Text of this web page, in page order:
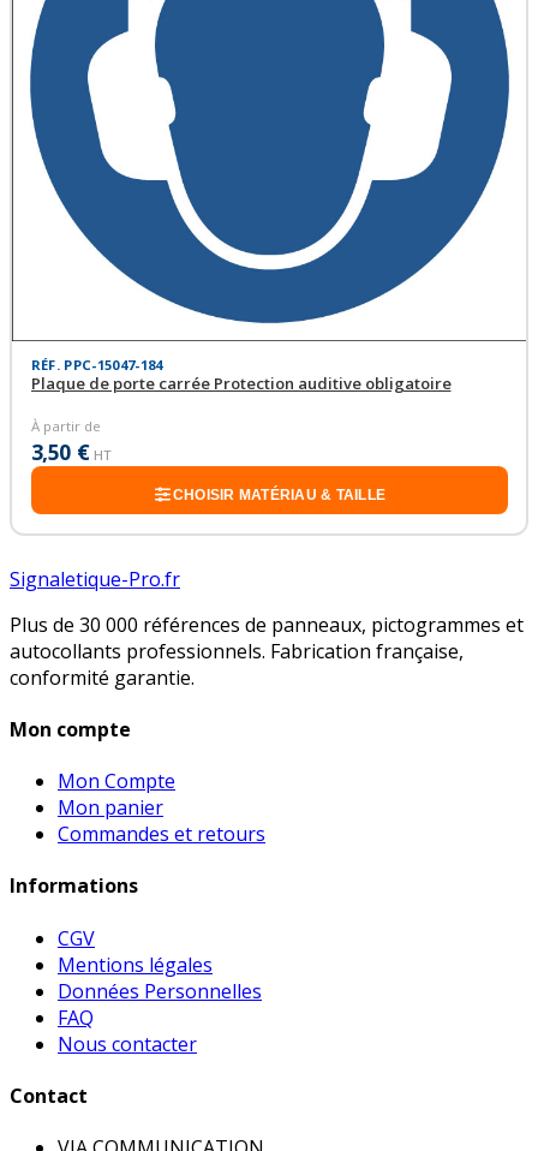
RÉF. PPC-15047-184
Plaque de porte carrée Protection auditive obligatoire
À partir de
3,50 € HT
CHOISIR MATÉRIAU & TAILLE
Signaletique-Pro.fr
Plus de 30 000 références de panneaux, pictogrammes et
autocollants professionnels. Fabrication française,
conformité garantie.
Mon compte
Mon Compte
Mon panier
Commandes et retours
Informations
CGV
Mentions légales
Données Personnelles
FAQ
Nous contacter
Contact